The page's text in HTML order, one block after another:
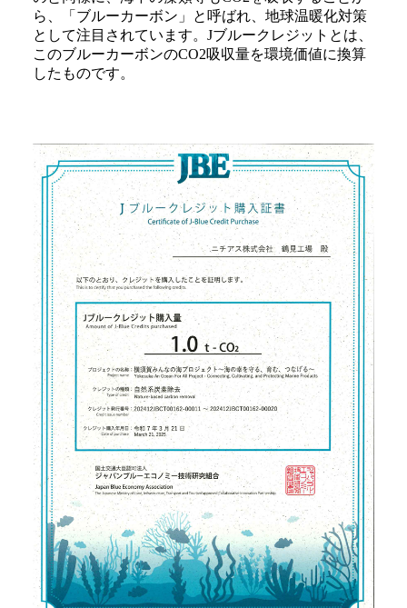
ら、「ブルーカーボン」と呼ばれ、地球温暖化対策
として注目されています。Jブルークレジットとは、
このブルーカーボンのCO2吸収量を環境価値に換算
したものです。